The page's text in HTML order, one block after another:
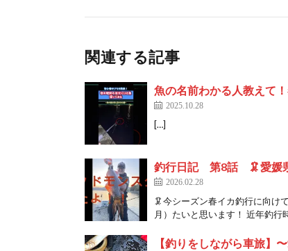
関連する記事
魚の名前わかる人教えて
2025.10.28
[…]
釣行日記 第8話 🦑愛媛
2026.02.28
🦑今シーズン春イカ釣行に向け
月）たいと思います！ 近年釣行
【釣りをしながら車旅】